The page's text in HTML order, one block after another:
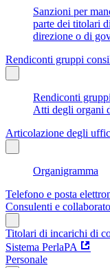
Sanzioni per
parte dei titolari
direzione o di
Rendiconti gruppi
Rendiconti
Atti degli organi
Articolazione degli
Organigramma
Telefono e posta
Consulenti e
Titolari di incarichi di
Sistema PerlaPA
Personale